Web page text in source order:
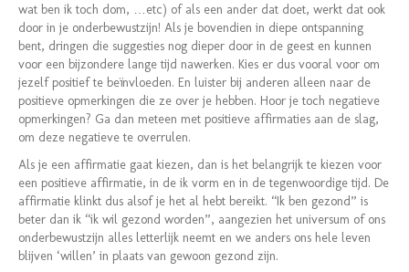
wat ben ik toch dom, …etc) of als een ander dat doet, werkt dat ook
door in je onderbewustzijn! Als je bovendien in diepe ontspanning
bent, dringen die suggesties nog dieper door in de geest en kunnen
voor een bijzondere lange tijd nawerken. Kies er dus vooral voor om
jezelf positief te beïnvloeden. En luister bij anderen alleen naar de
positieve opmerkingen die ze over je hebben. Hoor je toch negatieve
opmerkingen? Ga dan meteen met positieve affirmaties aan de slag,
om deze negatieve te overrulen.
Als je een affirmatie gaat kiezen, dan is het belangrijk te kiezen voor
een positieve affirmatie, in de ik vorm en in de tegenwoordige tijd. De
affirmatie klinkt dus alsof je het al hebt bereikt. “Ik ben gezond” is
beter dan ik “ik wil gezond worden”, aangezien het universum of ons
onderbewustzijn alles letterlijk neemt en we anders ons hele leven
blijven ‘willen’ in plaats van gewoon gezond zijn.